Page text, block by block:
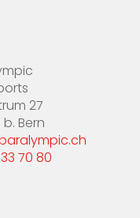
27
Bern
70 80